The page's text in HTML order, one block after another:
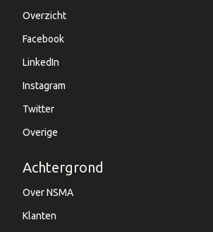
Overzicht
Facebook
LinkedIn
Instagram
Twitter
Overige
Achtergrond
Over NSMA
Klanten